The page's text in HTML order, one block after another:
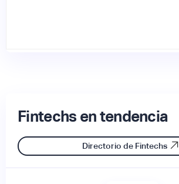
Fintechs en tendencia
Directorio de Fintechs